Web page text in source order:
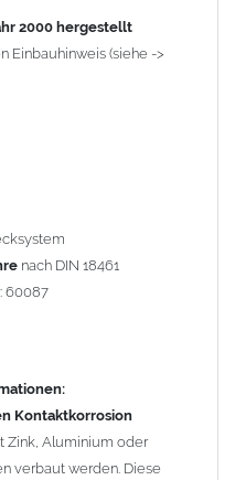
Lösung: Materialien
Beschichtungen) und den
von Zink, Aluminium und
verzinkte Bauteile
da sie in der
nahe beieinander liegen.
kombiniert werden, da keine
gefalzten
Zinkrohren ist oft
von 1–2 mm sind
und Aufweiten sind
das Rohr ober- und
2000 hergestellt
Einbauhinweis (siehe ->
nach DIN 18461
60087
Kontaktkorrosion
Zink, Aluminium oder
verbaut werden. Diese